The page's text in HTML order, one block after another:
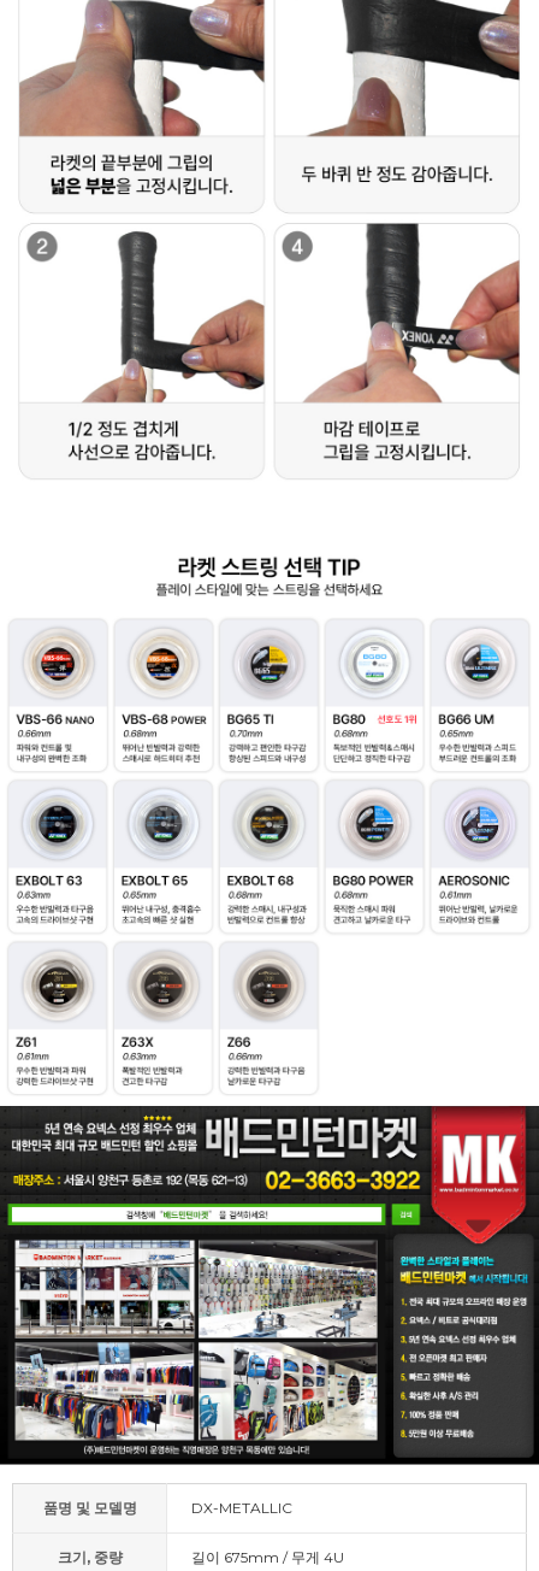
품명 및 모델명 DX-METALLIC
크기, 중량 길이 675mm / 무게 4U